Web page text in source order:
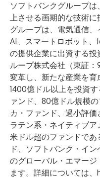
ソフトバンクグループ
上させる画期的な技術
グループは、電気通信、
AI、スマートロボット
の提供企業に出資する
ループ株式会社（東証
変革し、新たな産業を
1400億ドル以上を投資
ァンド、80億ドル規模
カ・ファンド、過小評価
ラテン系・ネイティブア
米ドル超のファンドで
ド、ソフトバンク・イ
のグローバル・エマー
ます。詳細については、